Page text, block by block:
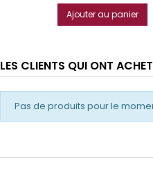
Ajouter au panier
LES CLIENTS QUI ONT
Pas de produits pour le